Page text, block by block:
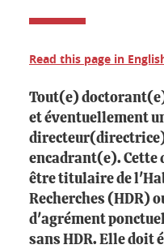
Read this page in
Tout(e)
et éventuellement
encadrant(e). Cette
être titulaire de
Recherches (HDR)
d'agrément
sans HDR. Elle doit